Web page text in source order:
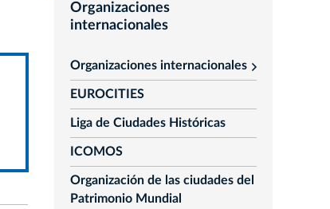
Organizaciones
internacionales
Organizaciones internacionales
rozwiń
EUROCITIES
Liga de Ciudades Históricas
ICOMOS
Organización de las ciudades del
Patrimonio Mundial